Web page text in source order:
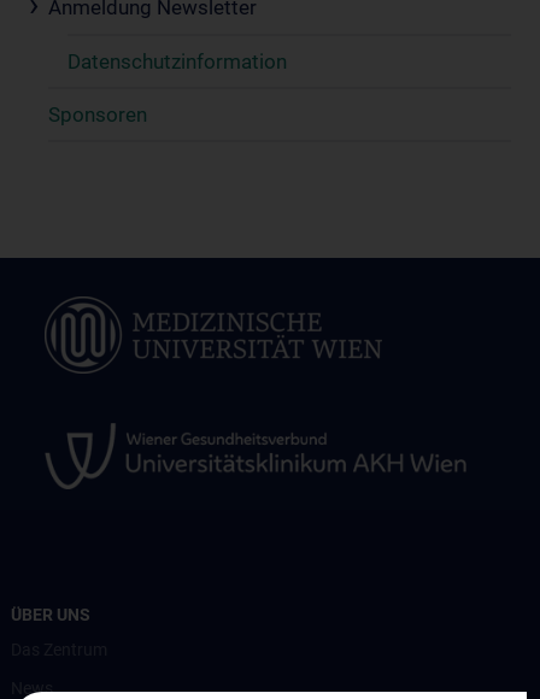
Anmeldung Newsletter
Datenschutzinformation
Sponsoren
ÜBER UNS
News